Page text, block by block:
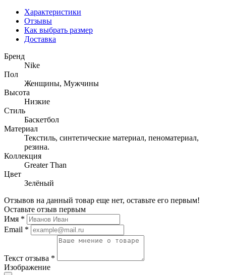
Характеристики
Отзывы
Как выбрать размер
Доставка
Бренд
Nike
Пол
Женщины, Мужчины
Высота
Низкие
Стиль
Баскетбол
Материал
Текстиль, синтетические материал, пеноматериал,
резина.
Коллекция
Greater Than
Цвет
Зелёный
Отзывов на данный товар еще нет, оставьте его первым!
Оставьте отзыв первым
Имя *
Email *
Текст отзыва *
Изображение